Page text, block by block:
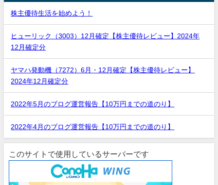
株主優待生活を始めよう！
ヒューリック（3003）12月確定【株主優待レビュー】2024年
12月確定分
ヤマハ発動機（7272）6月・12月確定【株主優待レビュー】
2024年12月確定分
2022年5月のブログ運営報告【10万円までの道のり】
2022年4月のブログ運営報告【10万円までの道のり】
このサイトで使用しているサーバーです